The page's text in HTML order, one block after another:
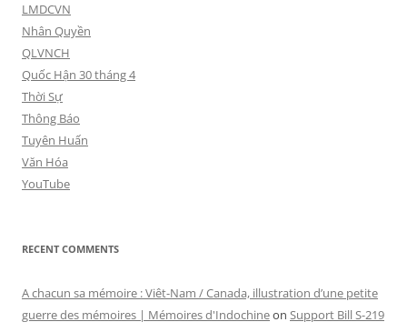
LMDCVN
Nhân Quyền
QLVNCH
Quốc Hận 30 tháng 4
Thời Sự
Thông Báo
Tuyên Huấn
Văn Hóa
YouTube
RECENT COMMENTS
A chacun sa mémoire : Viêt-Nam / Canada, illustration d’une petite
guerre des mémoires | Mémoires d'Indochineon Support Bill S-219